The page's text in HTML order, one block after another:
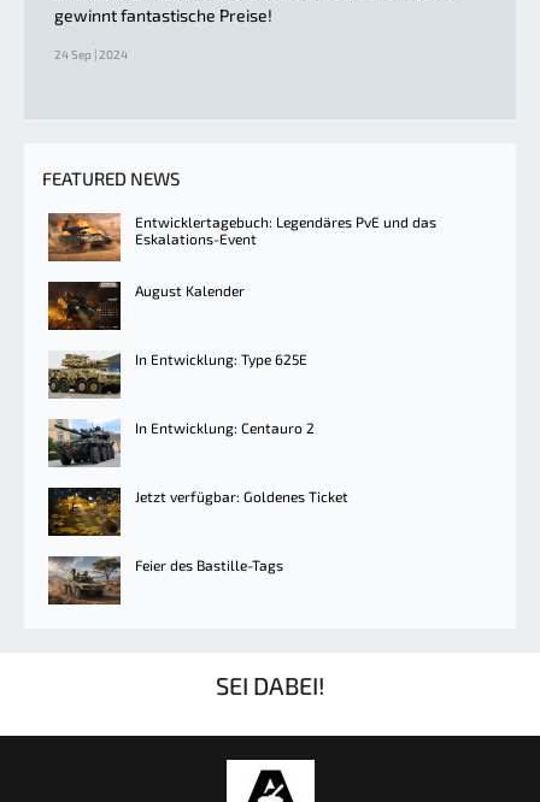
gewinnt fantastische Preise!
24 Sep | 2024
FEATURED NEWS
Entwicklertagebuch: Legendäres PvE und das
Eskalations-Event
August Kalender
In Entwicklung: Type 625E
In Entwicklung: Centauro 2
Jetzt verfügbar: Goldenes Ticket
Feier des Bastille-Tags
SEI DABEI!